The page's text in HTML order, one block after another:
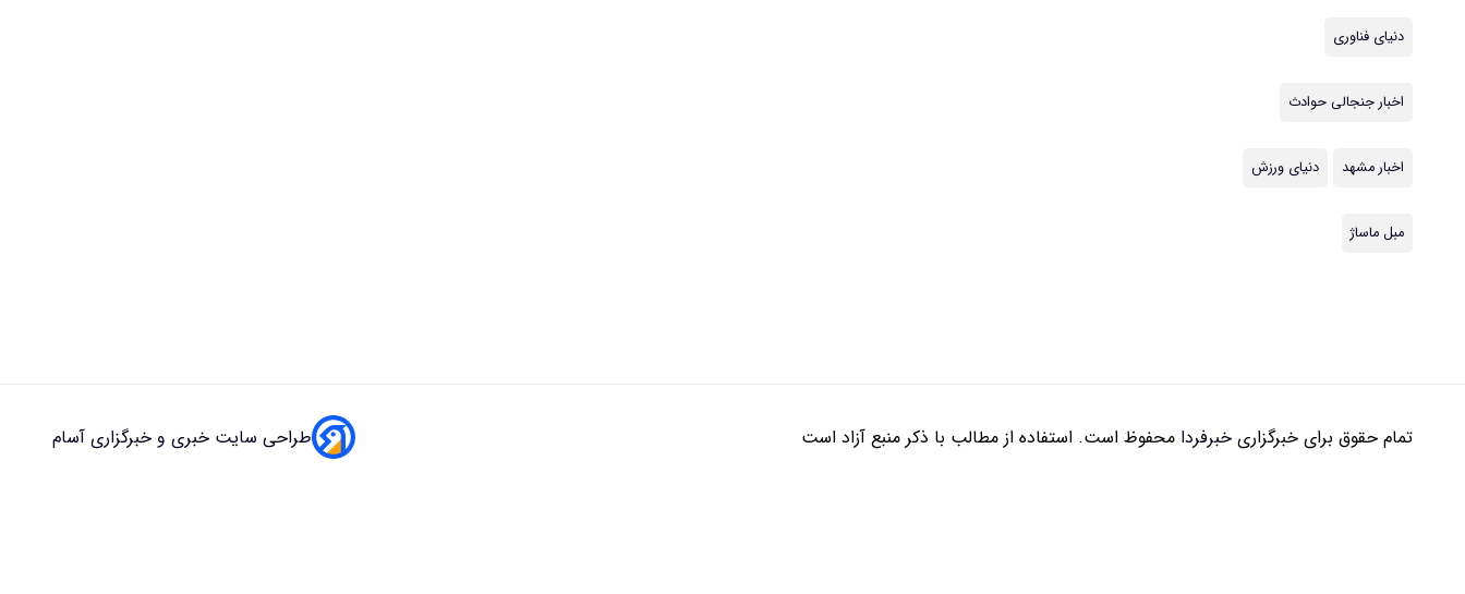
دنیای فناوری
اخبار جنجالی حوادث
اخبار مشهد دنیای ورزش
مبل ماساژ
تمام حقوق برای خبرگزاری خبرفردا محفوظ است. استفاده از مطالب با ذکر منبع آزاد است طراحی سایت خبری و خبرگزاری آسام